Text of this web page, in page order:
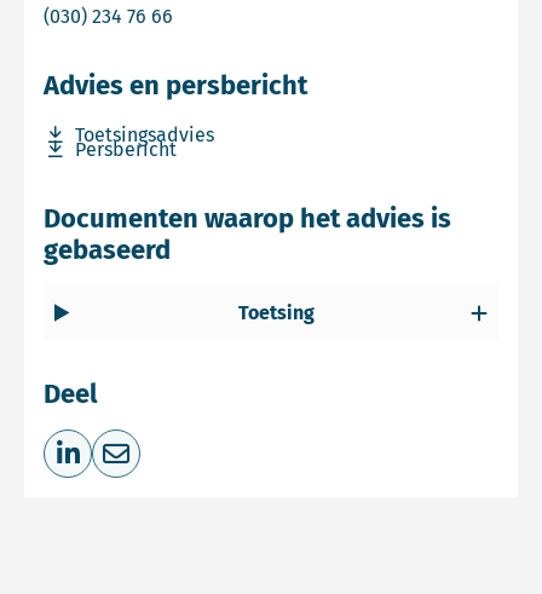
(030) 234 76 66
Advies en persbericht
Toetsingsadvies
Download bestand Toetsingsadvies
Persbericht
Download bestand Persbericht
Documenten waarop het advies is
gebaseerd
Toetsing
Deel
Deel op LinkedIn
Deel via e-mail